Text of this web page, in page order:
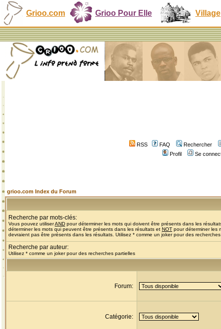
Grioo.com Grioo Pour Elle Village
RSS FAQ
Rechercher
Profil
Se
grioo.com Index du Forum
Recherche par mots-clés:
Vous pouvez utiliserAND pour déterminer les mots qui doivent être présents dans les
déterminer les mots qui peuvent être présents dans les résultats et NOT pour déterminer les
devraient pas être présents dans les résultats. Utilisez * comme un joker pour des
Recherche par auteur:
Utilisez * comme un joker pour des recherches partielles
Forum:
Catégorie: